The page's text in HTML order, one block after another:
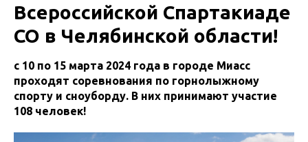
Всероссийской Спартакиаде
СО в Челябинской области!
с 10 по 15 марта 2024 года в городе Миасс
проходят соревнования по горнолыжному
спорту и сноуборду. В них принимают участие
108 человек!